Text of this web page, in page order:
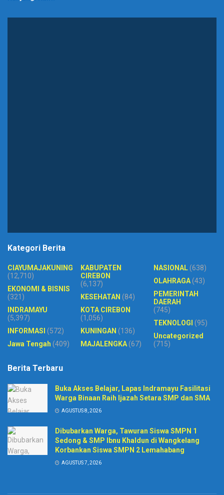
Kategori Berita
CIAYUMAJAKUNING
(12,710)
EKONOMI & BISNIS
(321)
INDRAMAYU
(5,397)
INFORMASI (572)
Jawa Tengah (409)
KABUPATEN
CIREBON
(6,137)
KESEHATAN (84)
KOTA CIREBON
(1,056)
KUNINGAN (136)
MAJALENGKA(67)
NASIONAL(638)
OLAHRAGA(43)
PEMERINTAH
DAERAH
(745)
TEKNOLOGI (95)
Uncategorized
(715)
Berita Terbaru
Buka Akses Belajar, Lapas Indramayu Fasilitasi
Warga Binaan Raih Ijazah Setara SMP dan SMA
AGUSTUS 8, 2026
Dibubarkan Warga, Tawuran Siswa SMPN 1
Sedong & SMP Ibnu Khaldun di Wangkelang
Korbankan Siswa SMPN 2 Lemahabang
AGUSTUS 7, 2026